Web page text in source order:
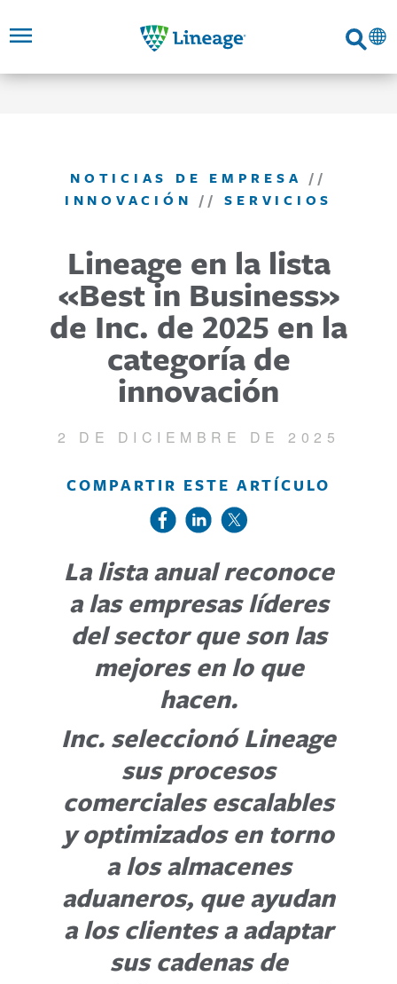
NAVEGACIÓN
PRINCIPAL
CONTENIDO
PRINCIPAL
A
ENLACES
Buscar
Lineage
NOTICIAS DE EMPRESA //
INNOVACIÓN
//SERVICIOS
Lineage en la lista
«Best in Business»
de Inc. de 2025 en la
categoría de
innovación
2 DE DICIEMBRE DE 2025
COMPARTIR ESTE ARTÍCULO
La lista anual reconoce
a las empresas líderes
del sector que son las
mejores en lo que
hacen.
Inc. seleccionó Lineage
sus procesos
comerciales escalables
y optimizados en torno
a los almacenes
aduaneros, que ayudan
a los clientes a adaptar
sus cadenas de